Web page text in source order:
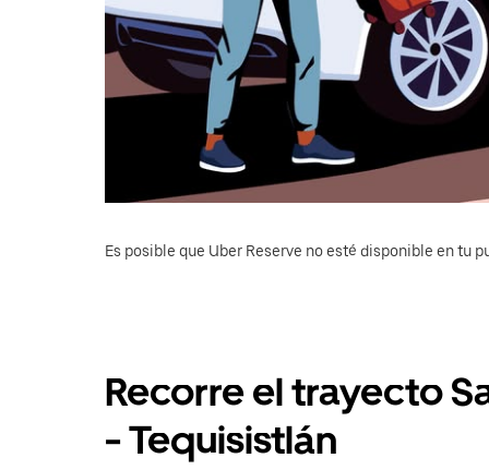
Es posible que Uber Reserve no esté disponible en tu
Recorre el trayecto
- Tequisistlán